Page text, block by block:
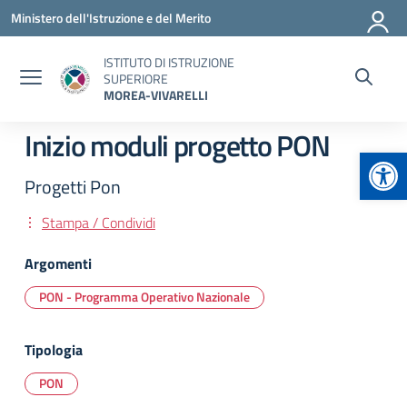
Vai ai contenuti
Vai al menu di navigazione
Vai al footer
Ministero dell'Istruzione e del Merito
ISTITUTO DI ISTRUZIONE
SUPERIORE
MOREA-VIVARELLI
Inizio moduli progetto PON
Progetti Pon
Stampa / Condividi
Argomenti
PON - Programma Operativo Nazionale
Tipologia
PON